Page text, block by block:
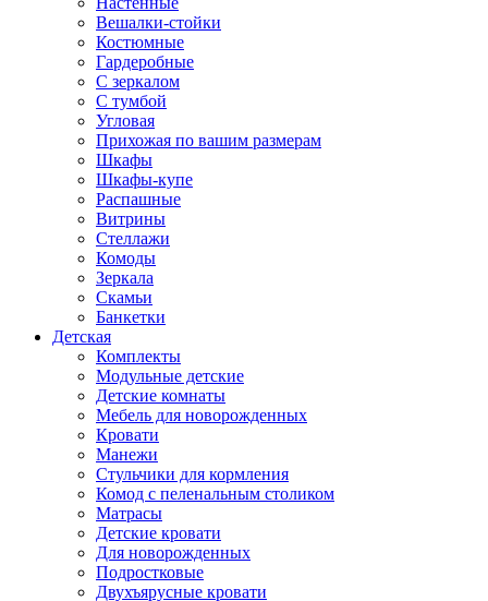
Вешалки-стойки
Костюмные
Гардеробные
С зеркалом
С тумбой
Угловая
Прихожая по вашим размерам
Шкафы
Шкафы-купе
Распашные
Витрины
Стеллажи
Комоды
Зеркала
Скамьи
Банкетки
Детская
Комплекты
Модульные детские
Детские комнаты
Мебель для новорожденных
Кровати
Манежи
Стульчики для кормления
Комод с пеленальным столиком
Матрасы
Детские кровати
Для новорожденных
Подростковые
Двухъярусные кровати